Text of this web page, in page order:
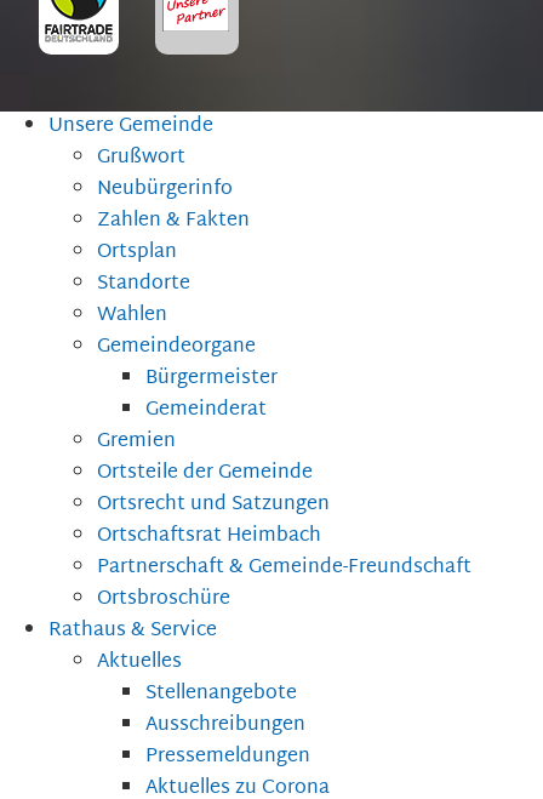
Unsere Gemeinde
Grußwort
Neubürgerinfo
Zahlen & Fakten
Ortsplan
Standorte
Wahlen
Gemeindeorgane
Bürgermeister
Gemeinderat
Gremien
Ortsteile der Gemeinde
Ortsrecht und Satzungen
Ortschaftsrat Heimbach
Partnerschaft & Gemeinde-Freundschaft
Ortsbroschüre
Rathaus & Service
Aktuelles
Stellenangebote
Ausschreibungen
Pressemeldungen
Aktuelles zu Corona